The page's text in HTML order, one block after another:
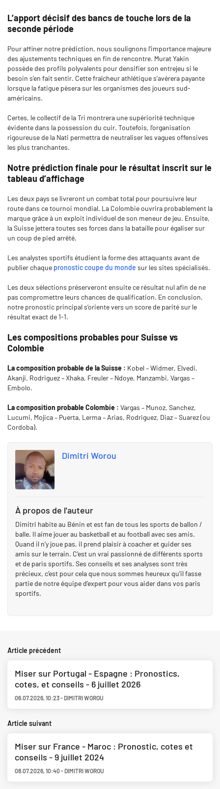
L’apport décisif des bancs de touche lors de la
seconde période
Pour affiner notre prédiction, nous soulignons l’importance majeure
des ajustements techniques en fin de rencontre. Murat Yakin
possède des profils polyvalents pour densifier son entrejeu si le
besoin s’en fait sentir. Cette fraîcheur athlétique s’avérera payante
lorsque la fatigue pèsera sur les organismes des joueurs sud-
américains.
Certes, le collectif de la Tri montrera une supériorité technique
évidente dans la possession du cuir. Toutefois, l’organisation
rigoureuse de la Nati permettra de neutraliser les vagues offensives
les plus tranchantes.
Notre prédiction finale pour le résultat inscrit sur le
tableau d’affichage
Les deux pays se livreront un combat total pour poursuivre leur
route dans ce tournoi mondial. La Colombie ouvrira probablement la
marque grâce à un exploit individuel de son meneur de jeu. Ensuite,
la Suisse jettera toutes ses forces dans la bataille pour égaliser sur
un coup de pied arrêté.
Les analystes sportifs étudient la forme des attaquants avant de
publier chaque pronostic coupe du monde sur les sites spécialisés.
Les deux sélections préserveront ensuite ce résultat nul afin de ne
pas compromettre leurs chances de qualification. En conclusion,
notre pronostic principal s’oriente vers un score de parité sur le
résultat exact de 1-1.
Les compositions probables pour Suisse vs
Colombie
La composition probable de la Suisse : Kobel – Widmer, Elvedi,
Akanji, Rodriguez – Xhaka, Freuler – Ndoye, Manzambi, Vargas –
Embolo.
La composition probable Colombie : Vargas – Munoz, Sanchez,
Lucumi, Mojica – Puerta, Lerma – Arias, Rodriguez, Diaz – Suarez (ou
Cordoba).
Dimitri Worou
À propos de l'auteur
Dimitri habite au Bénin et est fan de tous les sports de ballon /
balle. Il aime jouer au basketball et au football avec ses amis.
Quand il n’y joue pas, il prend plaisir à coacher et guider ses
amis sur le terrain. C’est un vrai passionné de différents sports
et de paris sportifs. Ses conseils et ses analyses sont très
précieux, c’est pour cela que nous sommes heureux qu’il fasse
partie de notre équipe d’expert pour vous aider dans vos paris
sportifs.
Article précédent
Miser sur Portugal - Espagne : Pronostics,
cotes, et conseils - 6 juillet 2026
06.07.2026,10:23- DIMITRI WOROU
Article suivant
Miser sur France - Maroc : Pronostic, cotes et
conseils - 9 juillet 2024
08.07.2026,10:40- DIMITRI WOROU